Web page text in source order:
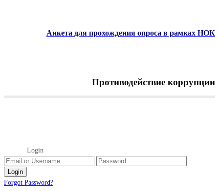
Анкета для прохождения опроса в рамках НОК
Противодействие коррупции
Login
Forgot Password?